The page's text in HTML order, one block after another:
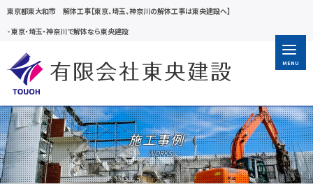
東京都東大和市 解体工事【東京、埼玉、神奈川の解体工事は東央建設へ】
-東京・埼玉・神奈川で解体なら東央建設
MENU
施工事例